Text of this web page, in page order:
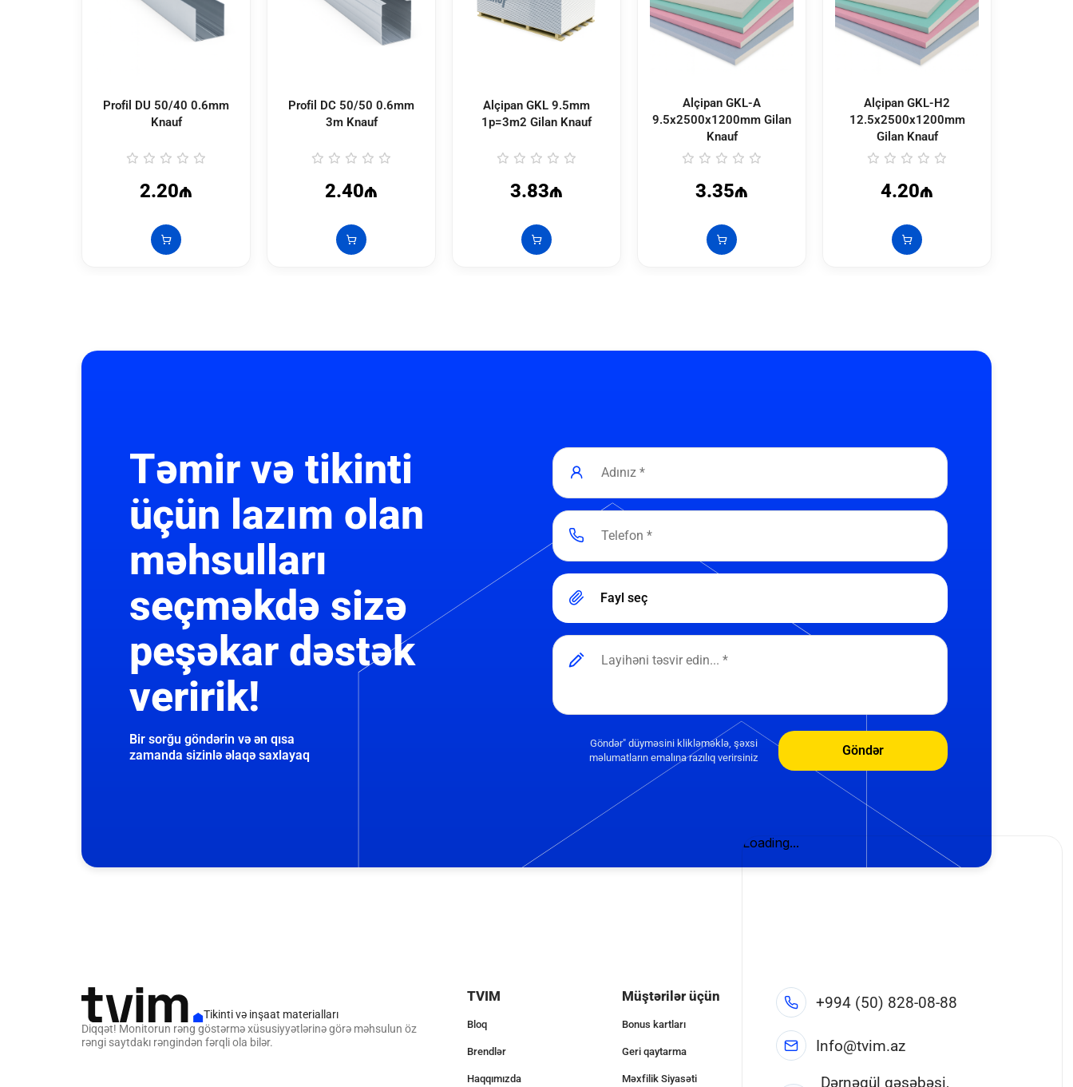
Profil DU 50/40 0.6mm
Knauf
2.20₼
Profil DC 50/50 0.6mm
3m Knauf
2.40₼
Alçipan GKL 9.5mm
1p=3m2 Gilan Knauf
3.83₼
Alçipan GKL-A
9.5x2500x1200mm Gilan
Knauf
3.35₼
Alçipan GKL-H2
12.5x2500x1200mm
Gilan Knauf
4.20₼
Təmir və tikinti
üçün lazım olan
məhsulları
seçməkdə sizə
peşəkar dəstək
veririk!
Bir sorğu göndərin və ən qısa
zamanda sizinlə əlaqə saxlayaq
Fayl seç
Göndər" düyməsini klikləməklə, şəxsi
məlumatların emalına razılıq verirsiniz
Göndər
Tikinti və inşaat materialları
Diqqət! Monitorun rəng göstərmə xüsusiyyətlərinə görə məhsulun öz
rəngi saytdakı rəngindən fərqli ola bilər.
TVIM
Bloq
Brendlər
Haqqımızda
Müştərilər üçün
Bonus kartları
Geri qaytarma
Məxfilik Siyasəti
+994 (50) 828-08-88
Info@tvim.az
Dərnəgül qəsəbəsi,